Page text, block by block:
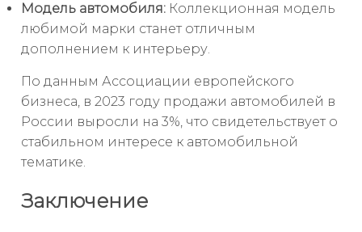
Модель автомобиля: Коллекционная модель
любимой марки станет отличным
дополнением к интерьеру.
По данным Ассоциации европейского
бизнеса, в 2023 году продажи автомобилей в
России выросли на 3%, что свидетельствует о
стабильном интересе к автомобильной
тематике.
Заключение